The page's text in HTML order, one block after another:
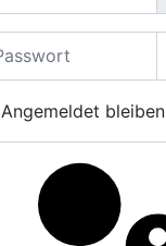
Angemeldet bleiben